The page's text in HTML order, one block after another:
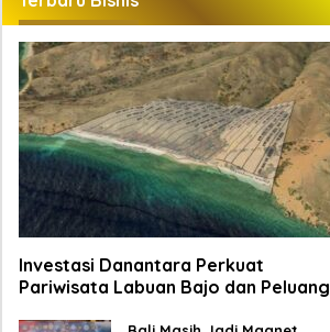
Investasi Danantara Perkuat
Pariwisata Labuan Bajo dan Peluang